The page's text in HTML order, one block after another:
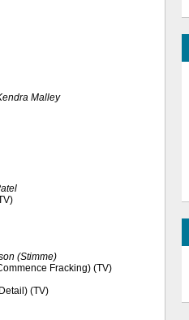
Malley
(Stimme)
Fracking) (TV)
(TV)